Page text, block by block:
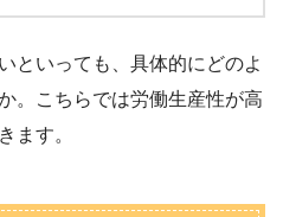
といっても、具体的にどのよ
。こちらでは労働生産性が高
ます。